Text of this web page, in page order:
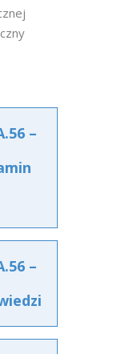
–
–